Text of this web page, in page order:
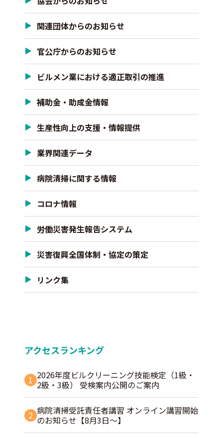
関連団体からのお知らせ
官公庁からのお知らせ
ビルメン業における適正取引の推進
補助金・助成金情報
生産性向上の支援・情報提供
業界関連データ
病院清掃に関する情報
コロナ情報
労働災害発生報告システム
災害復興全国体制・協定の策定
リンク集
アクセスランキング
1 2026年度ビルクリーニング技能検定（1級・
2級・3級） 受検案内公開のご案内
2 病院清掃受託責任者講習 オンライン講習開始
のお知らせ【8月3日～】